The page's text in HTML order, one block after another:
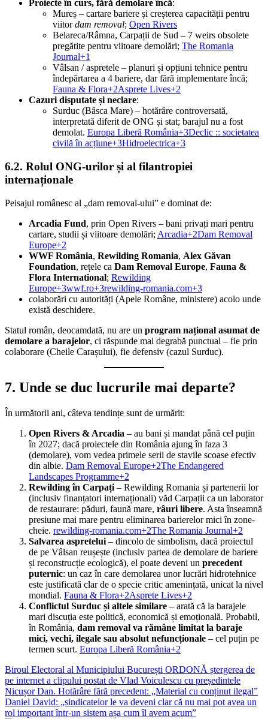
Proiecte în curs, fără demolare încă:
Mureș – cartare bariere și creșterea capacității pentru
viitordam removal; Open Rivers
Belareca/Râmna, Carpații de Sud – 7 weirs obsolete
pregătite pentru viitoare demolări; The Romania
Journal+1
Vâlsan / aspretele – planuri și opțiuni tehnice pentru
îndepărtarea a 4 bariere, dar fără implementare încă;
Fauna & Flora+2Asprete Lives+2
Cazuri disputate și neclare:
Surduc (Bâsca Mare) – hotărâre controversată,
interpretată diferit de ONG și stat; barajul nu a fost
demolat. Europa Liberă România+3Declic :: societatea
civilă în acțiune+3Hidroelectrica+3
6.2. Rolul ONG-urilor și al filantropiei
internaționale
Peisajul românesc al „dam removal-ului” e dominat de:
Arcadia Fund, prin Open Rivers – bani privați mari pentru
cartare, studii și viitoare demolări; Arcadia+2Dam Removal
Europe+2
WWF România, Rewilding Romania, Alex Găvan
Foundation, rețele ca Dam Removal Europe, Fauna &
Flora International; Rewilding
Europe+3wwf.ro+3rewilding-romania.com+3
colaborări cu autorități (Apele Române, ministere) acolo unde
există deschidere.
Statul român, deocamdată, nu are un program național asumat de
demolare a barajelor, ci răspunde mai degrabă punctual – fie prin
colaborare (Cheile Carașului), fie defensiv (cazul Surduc).
7. Unde se duc lucrurile mai departe?
În următorii ani, câteva tendințe sunt de urmărit:
Open Rivers & Arcadia – au bani și mandat până cel puțin
în 2027; dacă proiectele din România ajung în faza 3
(demolare), vom vedea primele serii de stavile scoase efectiv
din albie. Dam Removal Europe+2The Endangered
Landscapes Programme+2
Rewilding în Carpați – Rewilding Romania și partenerii lor
(inclusiv finanțatori internaționali) văd Carpații ca un laborator
de restaurare: păduri, faună mare, râuri libere. Asta înseamnă
presiune mai mare pentru eliminarea barierelor mici în zone-
cheie. rewilding-romania.com+2The Romania Journal+2
Salvarea aspretelui – dincolo de simbolism, dacă proiectul
de pe Vâlsan reușește (inclusiv partea de demolare de bariere
și reconstrucție ecologică), el poate deveni un precedent
puternic: un caz în care demolarea unor lucrări hidrotehnice
este justificată clar de o specie critic amenințată, unicat la nivel
mondial. Fauna & Flora+2Asprete Lives+2
Conflictul Surduc și altele similare – arată că la barajele
mari discuția este politică, economică și emoțională. Probabil,
în România, dam removal va rămâne limitat la baraje
mici, vechi, ilegale sau absolut nefuncționale – cel puțin pe
termen scurt. Europa Liberă România+2
Navigare
în
articole
Biroul Electoral al Municipiului București ORDONĂ ștergerea de
pe internet a clipului postat de Vlad Voiculescu cu președintele
Nicușor Dan. Hotărâre fără precedent: „Material cu conținut ilegal”
Daniel David: „sindicatelor le va deveni clar că nu mai pot avea un
rol important într-un sistem așa cum îl avem acum”